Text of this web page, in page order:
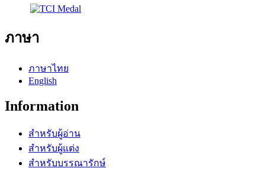
ภาษา
ภาษาไทย
English
Information
สำหรับผู้อ่าน
สำหรับผู้แต่ง
สำหรับบรรณารักษ์